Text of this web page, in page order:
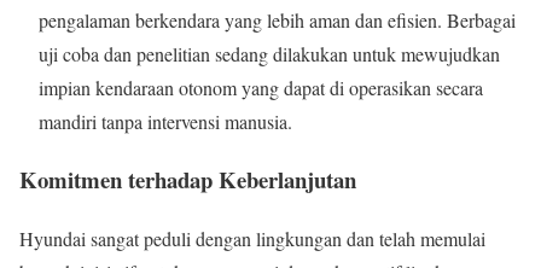
pengalaman berkendara yang lebih aman dan efisien. Berbagai
uji coba dan penelitian sedang dilakukan untuk mewujudkan
impian kendaraan otonom yang dapat di operasikan secara
mandiri tanpa intervensi manusia.
Komitmen terhadap Keberlanjutan
Hyundai sangat peduli dengan lingkungan dan telah memulai